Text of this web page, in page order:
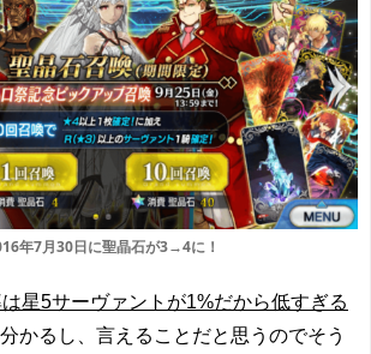
年7月30日に聖晶石が3→4に！
星5サーヴァントが1%だから低すぎる
かるし、言えることだと思うのでそう